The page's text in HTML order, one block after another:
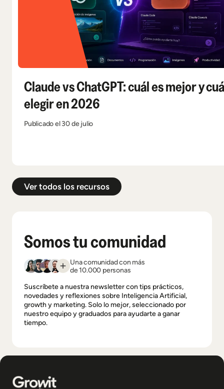
Claude vs ChatGPT: cuál es mejor y
elegir en 2026
Publicado el 30 de julio
Ver todos los recursos
Somos tu comunidad
Una comunidad con más
de 10.000 personas
Suscríbete a nuestra newsletter con tips prácticos,
novedades y reflexiones sobre Inteligencia Artificial,
growth y marketing. Solo lo mejor, seleccionado por
nuestro equipo y graduados para ayudarte a ganar
tiempo.